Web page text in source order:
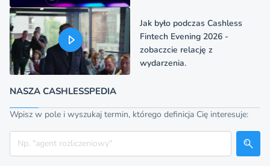
Jak było podczas Cashless
Fintech Evening 2026 -
zobaczcie relację z
wydarzenia.
NASZA CASHLESSPEDIA
Wpisz w pole i wyszukaj termin, którego definicja Cię interesuje:
Szukaj